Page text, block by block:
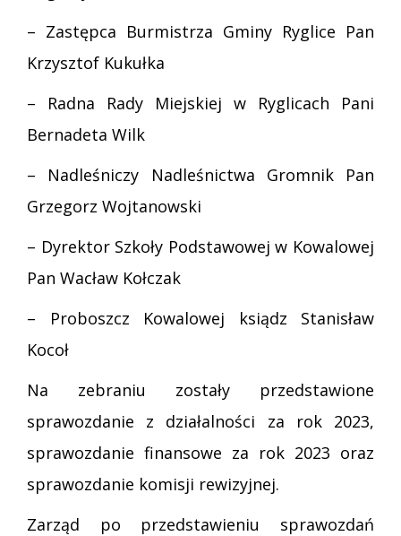
– Zastępca Burmistrza Gminy Ryglice Pan
Krzysztof Kukułka
– Radna Rady Miejskiej w Ryglicach Pani
Bernadeta Wilk
– Nadleśniczy Nadleśnictwa Gromnik Pan
Grzegorz Wojtanowski
– Dyrektor Szkoły Podstawowej w Kowalowej
Pan Wacław Kołczak
– Proboszcz Kowalowej ksiądz Stanisław
Kocoł
Na zebraniu zostały przedstawione
sprawozdanie z działalności za rok 2023,
sprawozdanie finansowe za rok 2023 oraz
sprawozdanie komisji rewizyjnej.
Zarząd po przedstawieniu sprawozdań